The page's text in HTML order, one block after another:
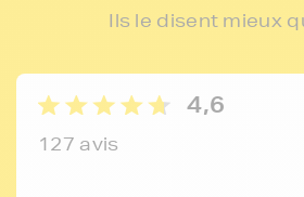
Ils le disent mieux
4,6
127 avis